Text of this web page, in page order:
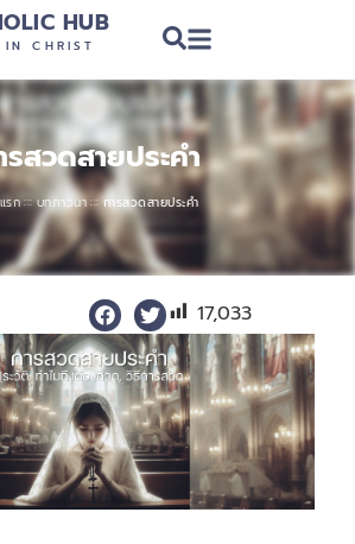
HUB
IN CHRIST
รสวดสายประคำ
รก::: บทภาวนา ::: การสวดสายประคำ
17,033